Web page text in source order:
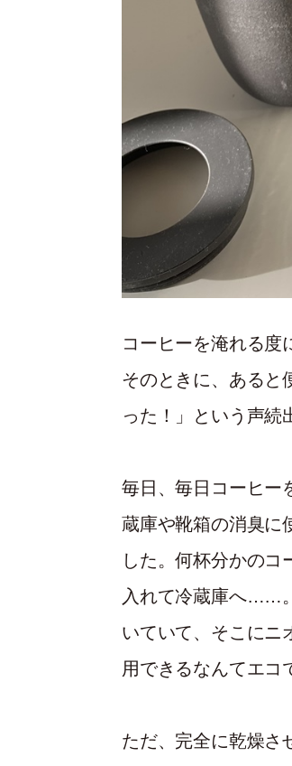
コーヒーを淹れる度
そのときに、あると
った！」という声続
毎日、毎日コーヒー
蔵庫や靴箱の消臭に
した。何杯分かのコ
入れて冷蔵庫へ……
いていて、そこにニ
用できるなんてエコ
ただ、完全に乾燥さ